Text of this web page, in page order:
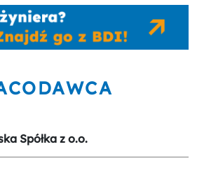
Spółka z o.o.